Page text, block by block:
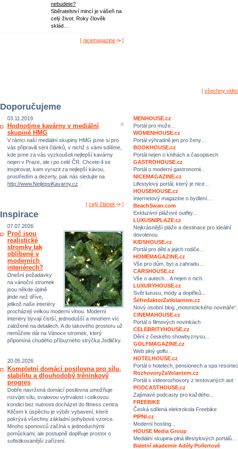
nebudete?
Sběratelství mincí je vášeň na
celý život. Roky člověk
sklád…
[ nicemagazine ]
[ všechny
Doporučujeme
03.11.2019
Hodnotíme kavárny v mediální
skupině HMG
V rámci naší mediální skupiny HMG jsme si pro
vás připravili sérii článků, v nichž s vámi sdílíme,
kde jsme za vás vyzkoušeli nejlepší kavárny
nejen v Praze, ale i po celé ČR. Chcete-li se
inspirovat, kam vyrazit za nejlepší kávou,
prostředím a dezerty, pak nás sledujte na
http://www.NejlepsiKavarny.cz
[ celý článek ]
Inspirace
07.07.2026
Proč jsou
realistické
stromky tak
oblíbené v
moderních
interiérech?
Dnešní požadavky
na vánoční stromek
jsou někde úplně
jinde než dříve,
jelikož naše interiéry
procházejí velkou moderní vlnou. Moderní
interiéry bývají čistší, jednodušší a mnohem víc
založené na detailech. A do takového prostoru už
nemůžete dát na Vánoce stromek, který
připomíná chudého příbuzného strýčka Jedličky.
20.05.2026
Kompletní domácí posilovna pro sílu,
stabilitu a dlouhodobý tréninkový
progres
Dobře navržená domácí posilovna umožňuje
rozvíjet sílu, svalovou vytrvalost i celkovou
kondici bez nutnosti docházet do fitness centra.
Klíčem k úspěchu je výběr vybavení, které
pokrývá všechny základní pohybové vzorce.
Mnoho sportovců začíná s jednoduchými
pomůckami, ale postupně doplňuje prostor o
sofistikovanější zařízení.
MENHOUSE.cz
Portál pro muže...
WOMENHOUSE.cz
Portál výhradně jen pro ženy…
BOOKHOUSE.cz
Portál nejen o knihách a časopisech
GASTROHOUSE.cz
Portál o moderní gastronomii...
NICEMAGAZINE.cz
Lifestylový portál, který je nice...
HOUSEHOUSE.cz
Internetový magazine o bydlení...
BeachSwan.com
Exkluzivní plážové outfity...
LUXUSNIPLAZE.cz
Nejkrásnější pláže a destinace pro ideální
dovolenou
KIDSHOUSE.cz
Portál pro děti a jejich rodiče...
HOMEMAGAZINE.cz
Vše pro dům, byt a zahradu…
CARSHOUSE.cz
Vše o autech... A nejen o nich.
LUXURYHOUSE.cz
Svět luxusu, módy a doplňků...
ŠéfredaktorZaVolantem.cz
Nový osobní blog „motoristického novináře“.
CINEMAHOUSE.cz
Portál o filmových novinkách
CELEBRITYHOUSE.cz
Dění z českého showbyznysu...
GOLFMAGAZINE.cz
Web plný golfu...
HOTELHOUSE.cz
Portál o hotelech, pensionech a spa
RozhovoryZaVolantem.cz
Portál s videorozhovory z testovaných aut
PODCASTHOUSE.cz
Zajímavé podcasty pro každého...
FREEBIKE
Česká sdílená elektrokola Freebike
PIPNI.cz
Moderní hosting...
HOUSE Media Group
Mediální skupina plná lifestylových portálů...
Baletní akademie Adély Pollertové